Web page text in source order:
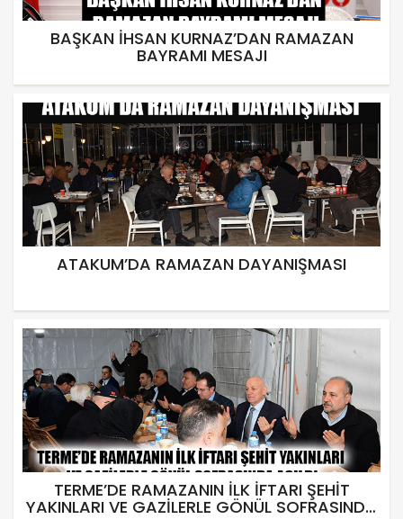
BAŞKAN İHSAN KURNAZ’DAN RAMAZAN
BAYRAMI MESAJI
ATAKUM’DA RAMAZAN DAYANIŞMASI
TERME’DE RAMAZANIN İLK İFTARI ŞEHİT
YAKINLARI VE GAZİLERLE GÖNÜL SOFRASINDA